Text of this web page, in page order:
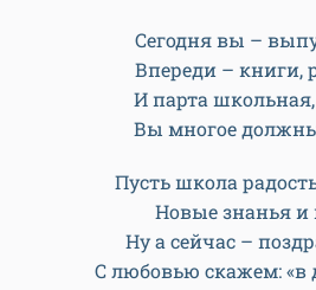
Сегодня вы –
Впереди – книги,
И парта школьная,
Вы многое
Пусть школа
Новые знанья и
Ну а сейчас –
С любовью скажем: «в